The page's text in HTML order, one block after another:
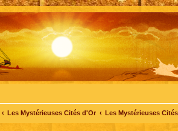
Les Mystérieuses Cités d'Or Les Mystérieuses